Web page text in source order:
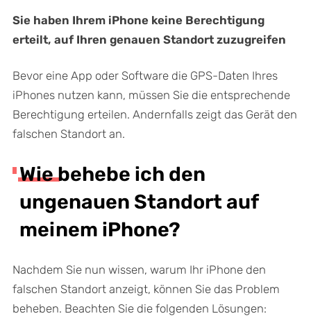
Sie haben Ihrem iPhone keine Berechtigung
erteilt, auf Ihren genauen Standort zuzugreifen
Bevor eine App oder Software die GPS-Daten Ihres
iPhones nutzen kann, müssen Sie die entsprechende
Berechtigung erteilen. Andernfalls zeigt das Gerät den
falschen Standort an.
Wie behebe ich den
ungenauen Standort auf
meinem iPhone?
Nachdem Sie nun wissen, warum Ihr iPhone den
falschen Standort anzeigt, können Sie das Problem
beheben. Beachten Sie die folgenden Lösungen: